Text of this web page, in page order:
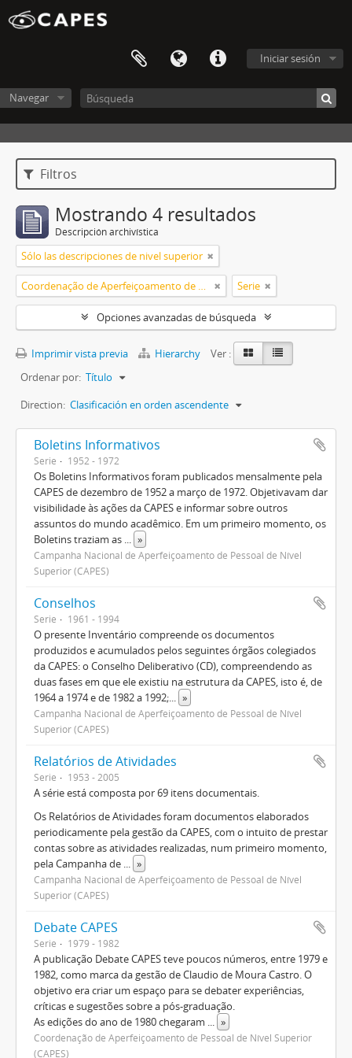
Iniciar sesión
Navegar
Filtros
Mostrando 4 resultados
Descripción archivística
Sólo las descripciones de nivel superior
Coordenação de Aperfeiçoamento de Pessoal de Nível Superior (CAPES) Serie
Opciones avanzadas de búsqueda
Imprimir vista previa Hierarchy
Ver :
Ordenar por: Título
Direction: Clasificación en orden ascendente
Boletins Informativos
Serie 1952 - 1972
Os Boletins Informativos foram publicados mensalmente pela
CAPES de dezembro de 1952 a março de 1972. Objetivavam dar
visibilidade às ações da CAPES e informar sobre outros
assuntos do mundo acadêmico. Em um primeiro momento, os
Boletins traziam as ... »
Campanha Nacional de Aperfeiçoamento de Pessoal de Nível
Superior (CAPES)
Conselhos
Serie 1961 - 1994
O presente Inventário compreende os documentos
produzidos e acumulados pelos seguintes órgãos colegiados
da CAPES: o Conselho Deliberativo (CD), compreendendo as
duas fases em que ele existiu na estrutura da CAPES, isto é, de
1964 a 1974 e de 1982 a 1992;... »
Campanha Nacional de Aperfeiçoamento de Pessoal de Nível
Superior (CAPES)
Relatórios de Atividades
Serie 1953 - 2005
A série está composta por 69 itens documentais.
Os Relatórios de Atividades foram documentos elaborados
periodicamente pela gestão da CAPES, com o intuito de prestar
contas sobre as atividades realizadas, num primeiro momento,
pela Campanha de ... »
Campanha Nacional de Aperfeiçoamento de Pessoal de Nível
Superior (CAPES)
Debate CAPES
Serie 1979 - 1982
A publicação Debate CAPES teve poucos números, entre 1979 e
1982, como marca da gestão de Claudio de Moura Castro. O
objetivo era criar um espaço para se debater experiências,
críticas e sugestões sobre a pós-graduação.
As edições do ano de 1980 chegaram ... »
Coordenação de Aperfeiçoamento de Pessoal de Nível Superior
(CAPES)